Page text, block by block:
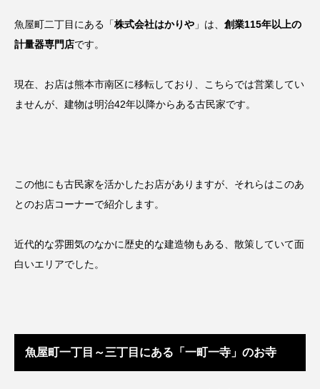
魚屋町二丁目にある「株式会社はかりや 」は、 創業115年以上の
計量器専門店です。
現在、お店は熊本市南区に移転しており、こちらでは営業してい
ませんが、建物は明治42年以降からある古民家です。
この他にも古民家を活かしたお店がありますが、それらはこのあ
とのお店コーナーで紹介します。
近代的な雰囲気のなかに歴史的な建造物もある、散策していて面
白いエリアでした。
魚屋町一丁目～三丁目にある「一町一寺」のお寺